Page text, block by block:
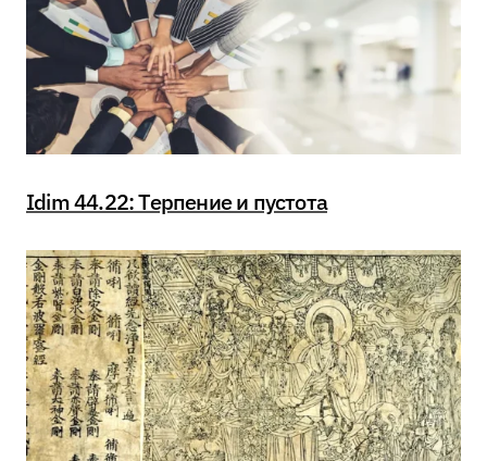
Idim 44.22: Терпение и пустота